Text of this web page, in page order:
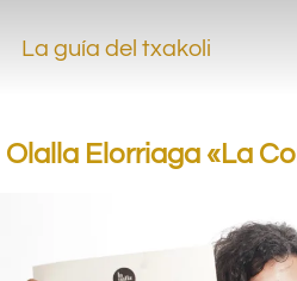
La guía del txakoli
Olalla Elorriaga «La